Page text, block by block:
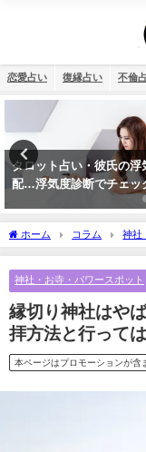
恋愛占い 復縁占い 不倫
2026年運勢ランキング！
誕生日を占いました！
ホーム コラム 神社
が必要？悪縁を切る参拝方法
神社・お寺・パワースポット
縁切り神社はや
拝方法と行って
本ページはプロモーションが含